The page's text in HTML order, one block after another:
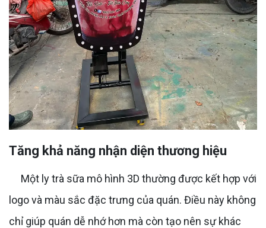
Tăng khả năng nhận diện thương hiệu
Một ly trà sữa mô hình 3D thường được kết hợp với
logo và màu sắc đặc trưng của quán. Điều này không
chỉ giúp quán dễ nhớ hơn mà còn tạo nên sự khác